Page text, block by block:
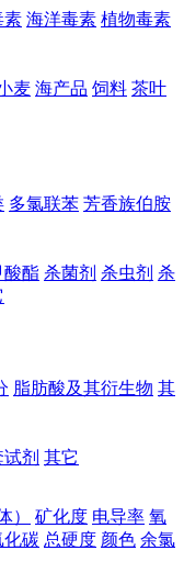
素 海洋毒素 植物毒素
麦 海产品 饲料 茶叶
多氯联苯 芳香族伯胺
酸酯 杀菌剂 杀虫剂 杀
脂肪酸及其衍生物 其
剂 其它
） 矿化度 电导率 氧
化碳 总硬度 颜色 余氯